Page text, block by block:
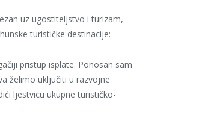
uz ugostiteljstvo i turizam,
turističke destinacije:
pristup isplate. Ponosan sam
želimo uključiti u razvojne
ljestvicu ukupne turističko-